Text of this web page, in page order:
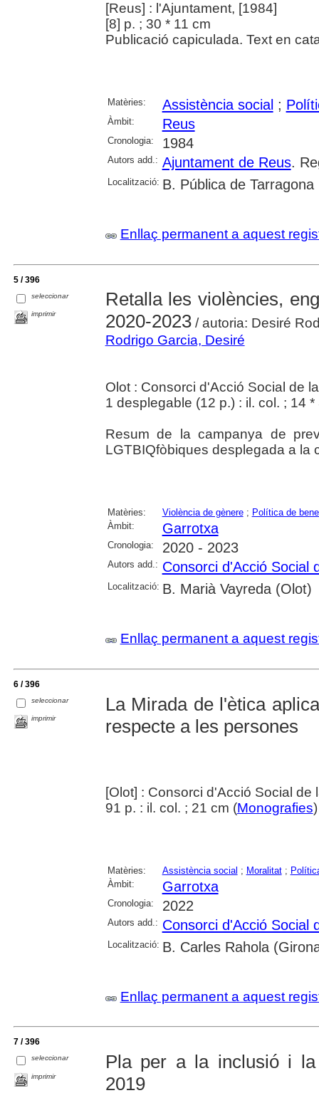
[Reus] : l'Ajuntament, [1984]
[8] p. ; 30 * 11 cm
Publicació capiculada. Text en
Matèries: Assistència social ;
Àmbit: Reus
Cronologia: 1984
Autors add.: Ajuntament de Reus.
Localització: B. Pública de Tarragona
Enllaç permanent a aquest
5 / 396
seleccionar
imprimir
Retalla les violències,
2020-2023/ autoria: Desiré
Rodrigo Garcia, Desiré
Olot : Consorci d'Acció Social de
1 desplegable (12 p.) : il. col. ; 14 *
Resum de la campanya de
LGTBIQfòbiques desplegada a la
Matèries: Violència de gènere; Política de
Àmbit:
Garrotxa
Cronologia: 2020 - 2023
Autors add.: Consorci d'Acció Social
Localització: B. Marià Vayreda (Olot)
Enllaç permanent a aquest
6 / 396
seleccionar
imprimir
La Mirada de l'ètica
respecte a les persones
[Olot] : Consorci d'Acció Social de
91 p. : il. col. ; 21 cm (Monografies
Matèries: Assistència social ; Moralitat;
Àmbit:
Garrotxa
Cronologia: 2022
Autors add.: Consorci d'Acció Social
Localització: B. Carles Rahola
Enllaç permanent a aquest
7 / 396
seleccionar
imprimir
Pla per a la inclusió i la
2019